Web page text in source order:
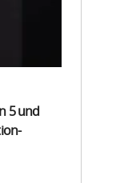
5 und